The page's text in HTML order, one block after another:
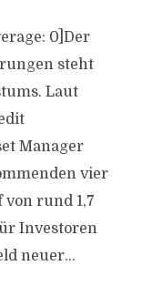
0]Der
steht
Laut
Manager
vier
rund 1,7
Investoren
neuer...